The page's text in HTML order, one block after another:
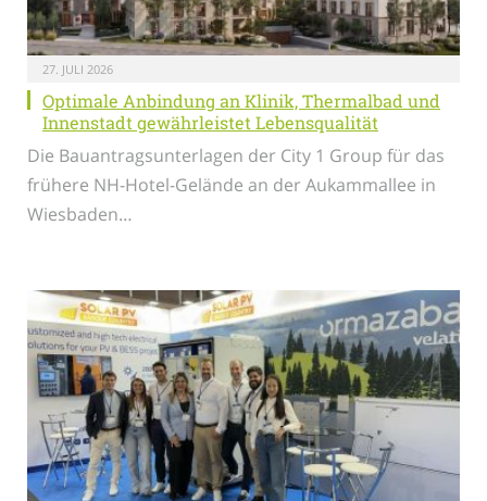
27. JULI 2026
Optimale Anbindung an Klinik, Thermalbad und
Innenstadt gewährleistet Lebensqualität
Die Bauantragsunterlagen der City 1 Group für das
frühere NH-Hotel-Gelände an der Aukammallee in
Wiesbaden…